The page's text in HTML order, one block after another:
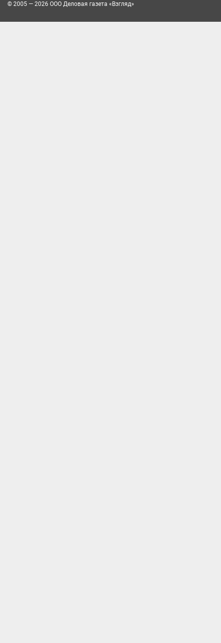
© 2005 — 2026 ООО Деловая газета «Взгляд»